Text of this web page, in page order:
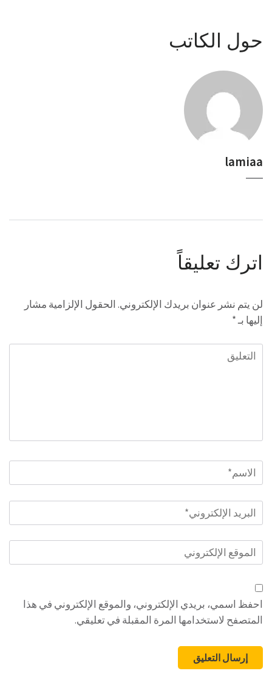
حول الكاتب
lamiaa
اترك تعليقاً
لن يتم نشر عنوان بريدك الإلكتروني. الحقول الإلزامية مشار
إليها بـ*
التعليق
الاسم
البريد
الإلكتروني*
الموقع
الإلكتروني
احفظ اسمي، بريدي الإلكتروني، والموقع الإلكتروني في هذا
المتصفح لاستخدامها المرة المقبلة في تعليقي.